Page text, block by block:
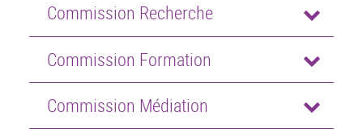
Commission Recherche
Commission Formation
Commission Médiation